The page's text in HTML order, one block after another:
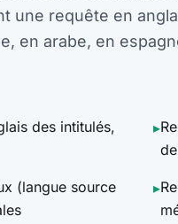
une requête en
en arabe, en
des intitulés,
▸
(langue source
▸